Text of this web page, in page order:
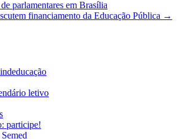
parlamentares em Brasília
financiamento da Educação Pública →
letivo
participe!